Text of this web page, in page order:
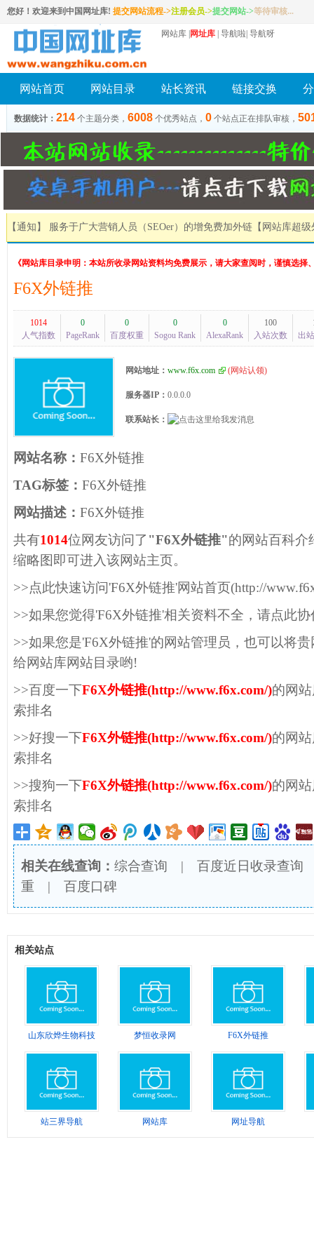
您好！欢迎来到中国网址库! 提交网站流程->注册会员->提交网站->等待审核...
网站库 网址库 导航啦 导航呀
网站首页 网站目录 站长资讯 链接交换
数据统计： 214 个主题分类， 6008 个优秀站点， 0 个站点正在排队审核，
【通知】 服务于广大营销人员（SEOer）的增免费加外链 【网站库超
《网站库目录申明：本站所收录网站资料均免费展示，请大家查阅时，谨慎选择
F6X外链推
1014
人气指数
0
PageRank
0
百度权重
0
Sogou Rank
0
AlexaRank
100
入站次数
出
网站地址： www.f6x.com (网站认领)
服务器IP： 0.0.0.0
联系站长：
网站名称： F6X外链推
TAG标签： F6X外链推
网站描述： F6X外链推
共有1014位网友访问了 "F6X外链推"的网站百科介
缩略图即可进入该网站主页。
>>点此快速访问'F6X外链推'网站首页(http://
>>如果您觉得'F6X外链推'相关资料不全，请点此
>>如果您是'F6X外链推'的网站管理员，也可以将
给网站库网站目录哟!
>>百度一下F6X外链推(http://www.f6x.com/)的网
索排名
>>好搜一下F6X外链推(http://www.f6x.com/)的网
索排名
>>搜狗一下F6X外链推(http://www.f6x.com/)的网
索排名
相关在线查询： 综合查询 | 百度近日收录查询
重 | 百度口碑
相关站点
山东欣烨生物科技 梦恒收录网 F6X外链推
站三界导航 网站库 网址导航